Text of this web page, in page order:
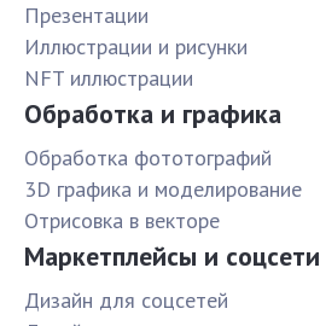
Презентации
Иллюстрации и рисунки
NFT иллюстрации
Обработка и графика
Обработка фототографий
3D графика и моделирование
Отрисовка в векторе
Маркетплейсы и соцсети
Дизайн для соцсетей